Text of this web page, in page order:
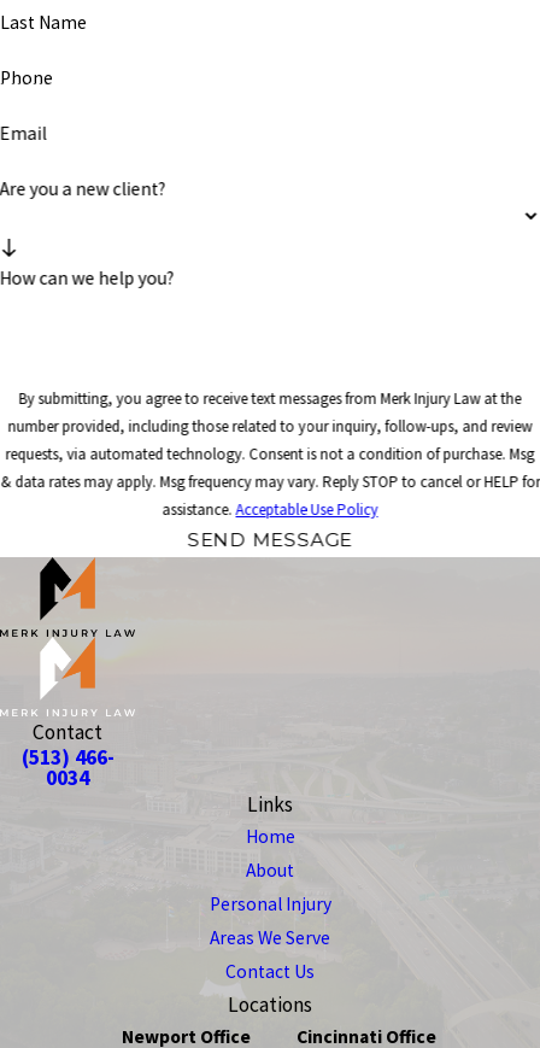
Last Name
Phone
Email
Are you a new client?
How can we help you?
By submitting, you agree to receive text messages from Merk Injury Law at the
number provided, including those related to your inquiry, follow-ups, and review
requests, via automated technology. Consent is not a condition of purchase. Msg
& data rates may apply. Msg frequency may vary. Reply STOP to cancel or HELP for
assistance.Acceptable Use Policy
SEND MESSAGE
Contact
(513) 466-
0034
Links
Home
About
Personal Injury
Areas We Serve
Contact Us
Locations
Newport Office Cincinnati Office